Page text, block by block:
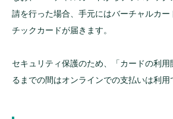
請を行った場合、手元にはバーチャルカー
チックカードが届きます。
セキュリティ保護のため、「カードの利
るまでの間はオンラインでの支払いは利用